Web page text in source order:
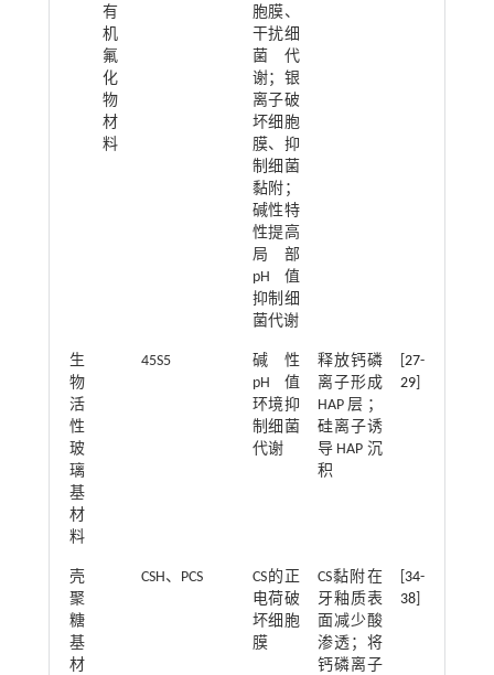
有
机
氟
化
物
材
料
胞膜、
干扰细
菌代
谢；银
离子破
坏细胞
膜、抑
制细菌
黏附；
碱性特
性提高
局部
pH值
抑制细
菌代谢
生
物
活
性
玻
璃
基
材
料
45S5
碱性
pH值
环境抑
制细菌
代谢
释放钙磷
离子形成
HAP层；
硅离子诱
导HAP沉
积
27-
29]
壳
聚
糖
基
材
CSH、PCS
CS的正
电荷破
坏细胞
膜
CS黏附在
牙釉质表
面减少酸
渗透；将
钙磷离子
34-
38]